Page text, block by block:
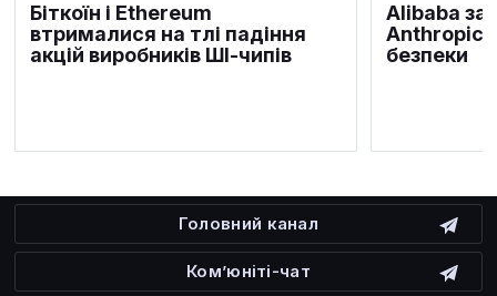
Біткоїн і Ethereum
втрималися на тлі падіння
акцій виробників ШІ-чипів
Alibaba
Anthropic
безпеки
Головний канал
Ком’юніті-чат